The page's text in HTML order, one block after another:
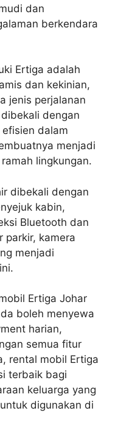
dan
berkendara
Ertiga adalah
dan kekinian,
jenis perjalanan
dengan
dalam
menjadi
lingkungan.
dibekali dengan
kabin,
Bluetooth dan
parkir, kamera
menjadi
Ertiga Johar
boleh menyewa
harian,
semua fitur
rental mobil Ertiga
terbaik bagi
keluarga yang
digunakan di